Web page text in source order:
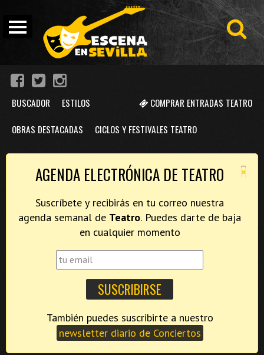
COMPRAR ENTRADAS TEATRO
BUSCADOR ESTILOS
OBRAS DESTACADAS CICLOS Y FESTIVALES TEATRO
×
AGENDA ELECTRÓNICA DE TEATRO
Suscríbete y recibirás en tu correo nuestra
agenda semanal de Teatro. Puedes darte de baja
en cualquier momento
newsletter diario de Conciertos